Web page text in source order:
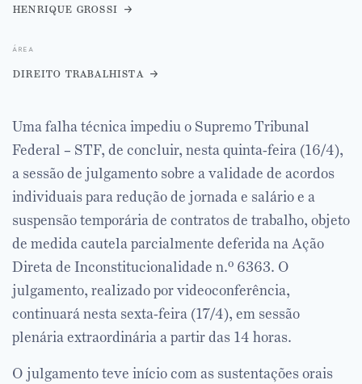
henrique grossi
área
direito trabalhista
Uma falha técnica impediu o Supremo Tribunal
Federal – STF, de concluir, nesta quinta-feira (16/4),
a sessão de julgamento sobre a validade de acordos
individuais para redução de jornada e salário e a
suspensão temporária de contratos de trabalho, objeto
de medida cautela parcialmente deferida na Ação
Direta de Inconstitucionalidade n.º 6363. O
julgamento, realizado por videoconferência,
continuará nesta sexta-feira (17/4), em sessão
plenária extraordinária a partir das 14 horas.
O julgamento teve início com as sustentações orais